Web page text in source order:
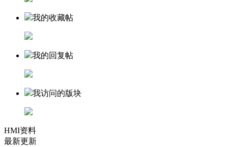
我的收藏帖
我的回复帖
我访问的版块
HMI资料
最新更新